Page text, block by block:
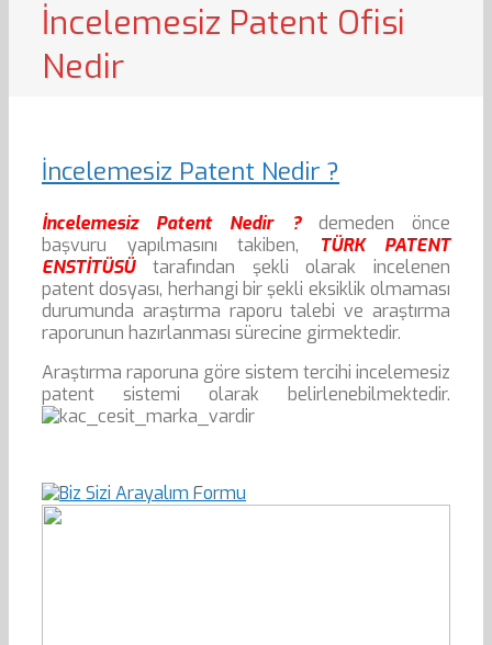
İncelemesiz Patent Ofisi
Nedir
İncelemesiz Patent Nedir ?
İncelemesiz Patent Nedir ?demeden önce
başvuru yapılmasını takiben,
TÜRK PATENT
ENSTİTÜSÜtarafından şekli olarak incelenen
patent dosyası, herhangi bir şekli eksiklik olmaması
durumunda araştırma raporu talebi ve araştırma
raporunun hazırlanması sürecine girmektedir.
Araştırma raporuna göre sistem tercihi incelemesiz
patent sistemi olarak belirlenebilmektedir.